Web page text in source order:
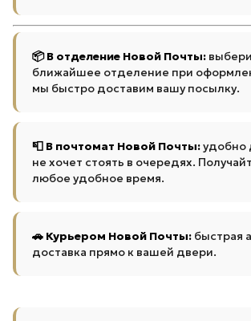
📦 В отделение Новой Почты:
ближайшее отделение при
мы быстро доставим вашу посылку.
📮 В почтомат Новой Почты:удобно
не хочет стоять в очередях.
любое удобное время.
🚗 Курьером Новой Почты: быстрая
доставка прямо к вашей двери.